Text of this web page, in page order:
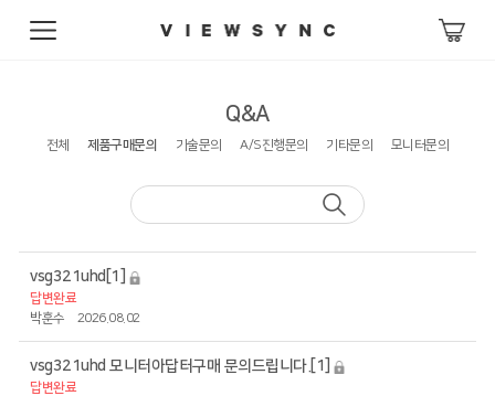
Q&A
전체 제품구매문의 기술문의 A/S진행문의 기타문의 모니터문의
vsg321uhd [1]
답변완료
박훈수
2026.08.02
vsg321uhd 모니터아답터구매 문의드립니다. [1]
답변완료